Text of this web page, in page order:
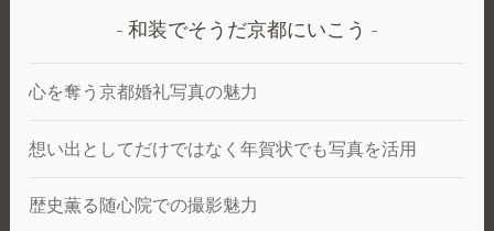
和装でそうだ京都にいこう
心を奪う京都婚礼写真の魅力
想い出としてだけではなく年賀状でも写真を活用
歴史薫る随心院での撮影魅力